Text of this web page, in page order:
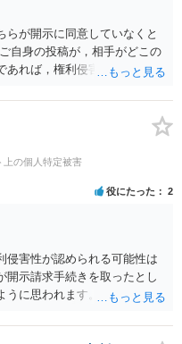
らが開示に同意していなくと
自身の投稿が，相手がどこの
あれば，権利侵害性が認めら
ネットストーカーとして晒し
が認められる可能性はあるで
上の個人特定被害
役にたった 2
侵害性が認められる可能性は
開示請求手続きを取ったとし
に思われます。